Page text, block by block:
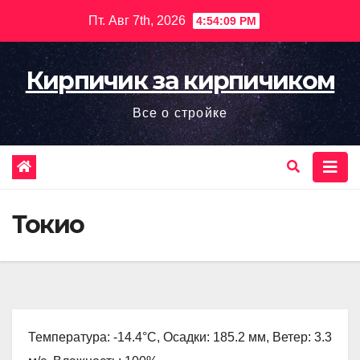
содержимому
Пт. Авг 7th, 2026 4:54:10 PM
Кирпичик за кирпичиком
Все о стройке
Токио
Температура: -14.4°C, Осадки: 185.2 мм, Ветер: 3.3